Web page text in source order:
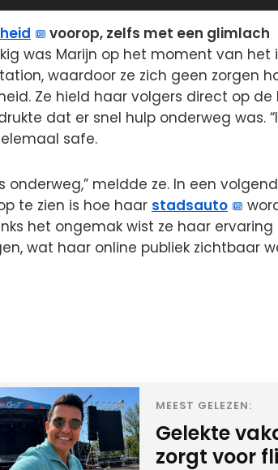
voorop, zelfs met een glimlach
was Marijn op het moment van
waardoor ze zich geen zorgen
Ze hield haar volgers direct op
dat er snel hulp onderweg was.
safe.
onderweg,” meldde ze. In een
te zien is hoe haar stadsauto
het ongemak wist ze haar
wat haar online publiek zichtbaar
MEEST GELEZEN:
Gelekte
zorgt voor